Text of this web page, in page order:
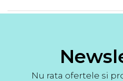
Nu rata ofertele si